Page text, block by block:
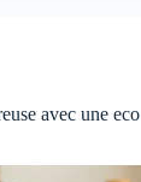
avec une eco